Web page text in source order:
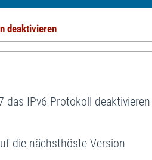
deaktivieren
das IPv6 Protokoll deaktivieren
die nächsthöste Version